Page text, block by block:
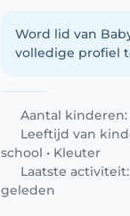
Word lid van
volledige profiel
Aantal kinderen:
Leeftijd van
school • Kleuter
Laatste
geleden